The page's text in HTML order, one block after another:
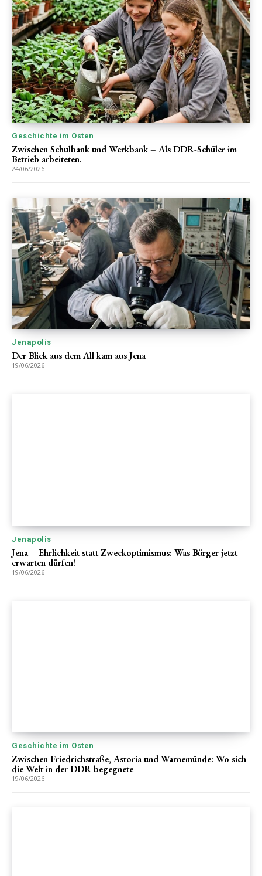
Geschichte im Osten
Zwischen Schulbank und Werkbank – Als DDR-Schüler im
Betrieb arbeiteten.
24/06/2026
Jenapolis
Der Blick aus dem All kam aus Jena
19/06/2026
Jenapolis
Jena – Ehrlichkeit statt Zweckoptimismus: Was Bürger jetzt
erwarten dürfen!
19/06/2026
Geschichte im Osten
Zwischen Friedrichstraße, Astoria und Warnemünde: Wo sich
die Welt in der DDR begegnete
19/06/2026